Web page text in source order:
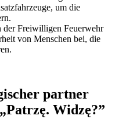
um die
der Freiwilligen Feuerwehr
von Menschen bei, die
partner
Widzę?”